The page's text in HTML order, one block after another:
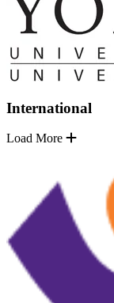
International
Load More